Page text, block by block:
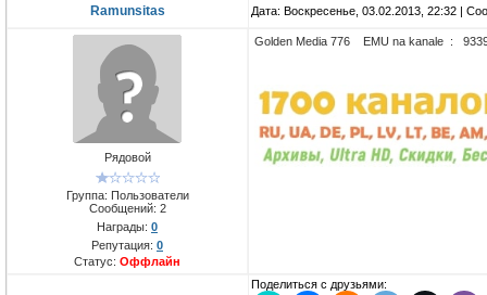
Ramunsitas Дата: Воскресенье, 03.02.2013, 22:32 |
Рядовой
Группа: Пользователи
Сообщений: 2
Награды: 0
Репутация: 0
Статус: Оффлайн
Golden Media 776 EMU na kanale :
Поделиться с друзьями: